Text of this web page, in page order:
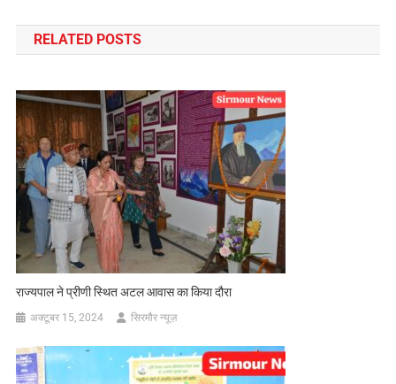
नेविगेशन
RELATED POSTS
राज्यपाल ने प्रीणी स्थित अटल आवास का किया दौरा
अक्टूबर 15, 2024 सिरमौर न्यूज़